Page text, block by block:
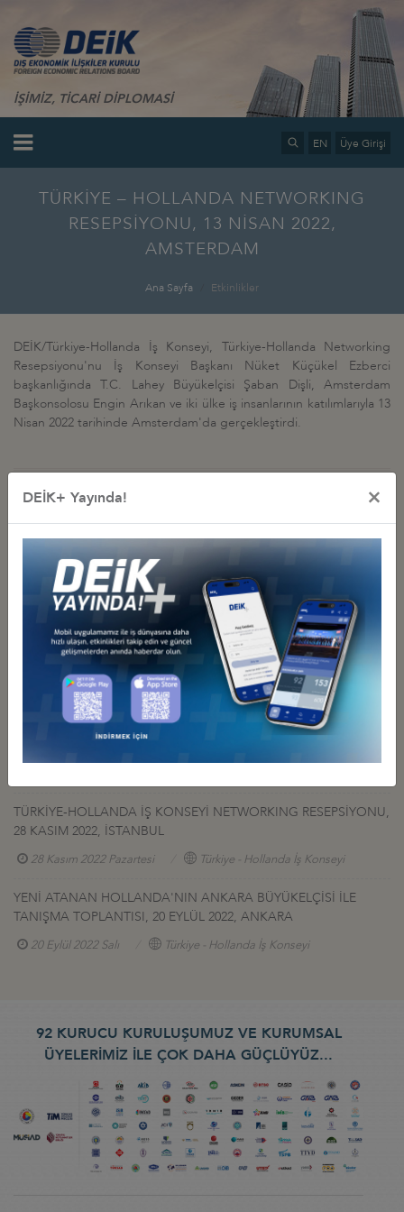
İŞİMİZ, TİCARİ DİPLOMASİ
EN Üye Girişi
TÜRKİYE – HOLLANDA NETWORKING
RESEPSİYONU, 13 NİSAN 2022,
AMSTERDAM
Ana Sayfa Etkinlikler
DEİK/Türkiye-Hollanda İş Konseyi, Türkiye-Hollanda Networking
Resepsiyonu'nu İş Konseyi Başkanı Nüket Küçükel Ezberci
başkanlığında T.C. Lahey Büyükelçisi Şaban Dişli, Amsterdam
Başkonsolosu Engin Arıkan ve iki ülke iş insanlarının katılımlarıyla 13
Nisan 2022 tarihinde Amsterdam'da gerçekleştirdi.
HOLLANDA-TÜRKİYE YUVARLAK MASA TOPLANTISI, LAHEY’DE
DÜZENLENDİ
02 Temmuz 2026 Perşembe Türkiye - Hollanda İş Konseyi
TÜRKİYE-HOLLANDA YUVARLAK MASA TOPLANTISI
GERÇEKLEŞTİRİLDİ
15 Ocak 2025 Çarşamba Türkiye - Hollanda İş Konseyi
HOLLANDA-TÜRKİYE YUVARLAK MASA TOPLANTISI, 29 KASIM
2023, AMSTERDAM
TÜRKİYE-HOLLANDA İŞ KONSEYİ NETWORKING RESEPSİYONU,
28 KASIM 2022, İSTANBUL
28 Kasım 2022 Pazartesi Türkiye - Hollanda İş Konseyi
YENİ ATANAN HOLLANDA'NIN ANKARA BÜYÜKELÇİSİ İLE
TANIŞMA TOPLANTISI, 20 EYLÜL 2022, ANKARA
20 Eylül 2022 Salı Türkiye - Hollanda İş Konseyi
92 KURUCU KURULUŞUMUZ VE KURUMSAL
ÜYELERİMİZ İLE ÇOK DAHA GÜÇLÜYÜZ...
DEİK+ Yayında! ×